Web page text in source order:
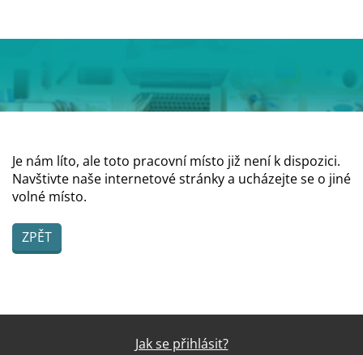
Je nám líto, ale toto pracovní místo již není k dispozici.
Navštivte naše internetové stránky a ucházejte se o jiné
volné místo.
ZPĚT
Jak se přihlásit?